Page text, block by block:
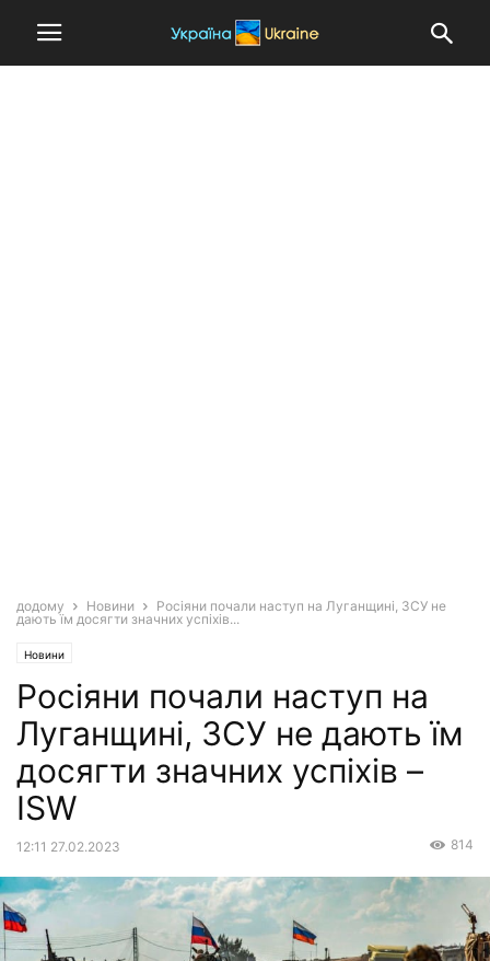
додому Новини
Росіяни почали наступ на Луганщині, ЗСУ не
дають їм досягти значних успіхів...
Новини
Росіяни почали наступ на
Луганщині, ЗСУ не дають їм
досягти значних успіхів –
ISW
12:11 27.02.2023 814